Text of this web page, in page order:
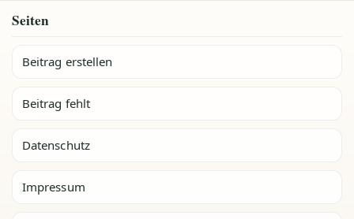
Seiten
Beitrag erstellen
Beitrag fehlt
Datenschutz
Impressum